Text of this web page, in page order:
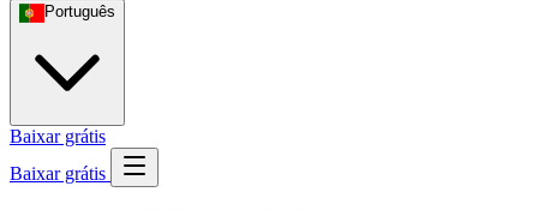
Português
Baixar grátis
Baixar grátis